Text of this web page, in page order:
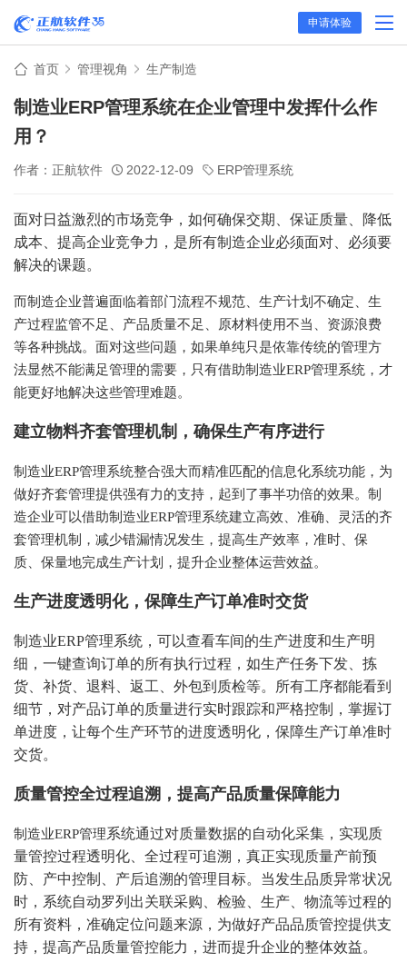
申请体验
首页 管理视角 生产制造
制造业ERP管理系统在企业管理中发挥什么作
用？
作者：正航软件 2022-12-09 ERP管理系统
面对日益激烈的市场竞争，如何确保交期、保证质量、降低
成本、提高企业竞争力，是所有制造企业必须面对、必须要
解决的课题。
而制造企业普遍面临着部门流程不规范、生产计划不确定、生
产过程监管不足、产品质量不足、原材料使用不当、资源浪费
等各种挑战。面对这些问题，如果单纯只是依靠传统的管理方
法显然不能满足管理的需要，只有借助制造业ERP管理系统，才
能更好地解决这些管理难题。
建立物料齐套管理机制，确保生产有序进行
制造业ERP管理系统整合强大而精准匹配的信息化系统功能，为
做好齐套管理提供强有力的支持，起到了事半功倍的效果。制
造企业可以借助制造业ERP管理系统建立高效、准确、灵活的齐
套管理机制，减少错漏情况发生，提高生产效率，准时、保
质、保量地完成生产计划，提升企业整体运营效益。
生产进度透明化，保障生产订单准时交货
制造业ERP管理系统，可以查看车间的生产进度和生产明
细，一键查询订单的所有执行过程，如生产任务下发、拣
货、补货、退料、返工、外包到质检等。所有工序都能看到
细节，对产品订单的质量进行实时跟踪和严格控制，掌握订
单进度，让每个生产环节的进度透明化，保障生产订单准时
交货。
质量管控全过程追溯 ，提高产品质量保障能力
制造业ERP管理系统通过对质量数据的自动化采集，实现质
量管控过程透明化、全过程可追溯，真正实现质量产前预
防、产中控制、产后追溯的管理目标。 当发生品质异常状况
时， 系统自动罗列出关联采购、检验、生产、物流等过程的
所有资料，准确定位问题来源，为做好产品品质管控提供支
持 ，提高产品质量管控能力，进而提升企业的整体效益。